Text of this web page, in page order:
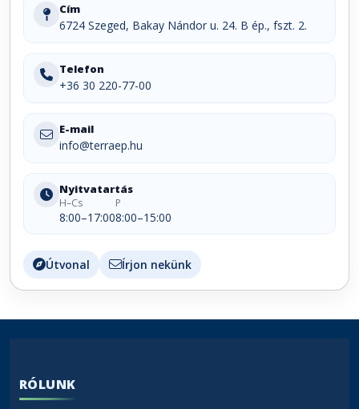
Cím
6724 Szeged, Bakay Nándor u. 24. B ép., fszt. 2.
Telefon
+36 30 220-77-00
E-mail
info@terraep.hu
Nyitvatartás
H–Cs
8:00–17:00
P
8:00–15:00
Útvonal Írjon nekünk
RÓLUNK